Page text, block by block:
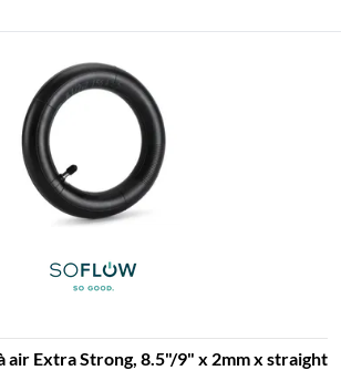
air Extra Strong, 8.5"/9" x 2mm x straight